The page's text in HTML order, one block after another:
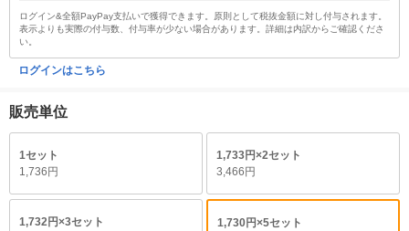
ログイン&全額PayPay支払いで獲得できます。原則として税抜金額に対し付与されます。
表示よりも実際の付与数、付与率が少ない場合があります。詳細は内訳からご確認くださ
い。
ログインはこちら
販売単位
1セット
1,736円
1,733円×2セット
3,466円
1,732円×3セット
1,730円×5セット